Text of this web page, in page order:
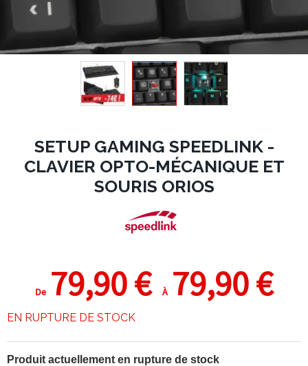
SETUP GAMING SPEEDLINK -
CLAVIER OPTO-MÉCANIQUE ET
SOURIS ORIOS
De 79,90 € À 79,90 €
EN RUPTURE DE STOCK
Produit actuellement en rupture de stock